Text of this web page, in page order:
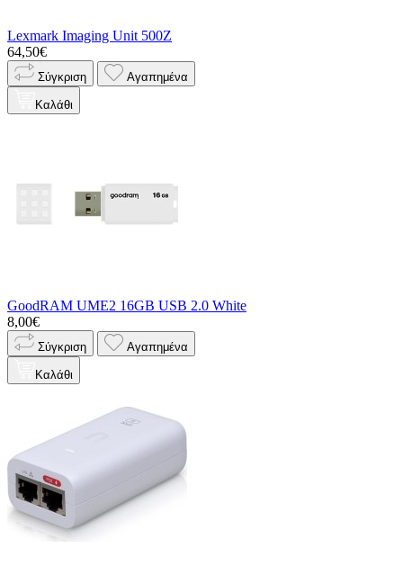
Lexmark Imaging Unit 500Z
64,50€
Σύγκριση Αγαπημένα
Καλάθι
GoodRAM UME2 16GB USB 2.0 White
8,00€
Σύγκριση Αγαπημένα
Καλάθι